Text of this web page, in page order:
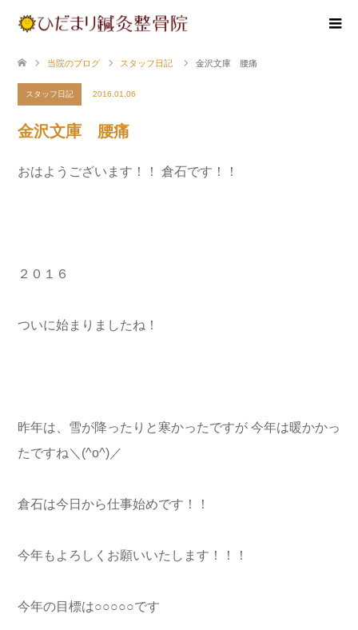
当院のブログ スタッフ日記 金沢文庫 腰痛
スタッフ日記 2016.01.06
金沢文庫 腰痛
おはようございます！！ 倉石です！！
２０１６
ついに始まりましたね！
昨年は、雪が降ったりと寒かったですが 今年は暖かかっ
たですね＼(^o^)／
倉石は今日から仕事始めです！！
今年もよろしくお願いいたします！！！
今年の目標は○○○○○です